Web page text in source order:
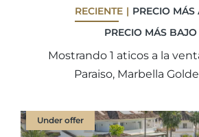
RECIENTE
PRECIO MÁS
PRECIO MÁS BAJO
Mostrando 1 aticos a la
Paraiso, Marbella
Under offer